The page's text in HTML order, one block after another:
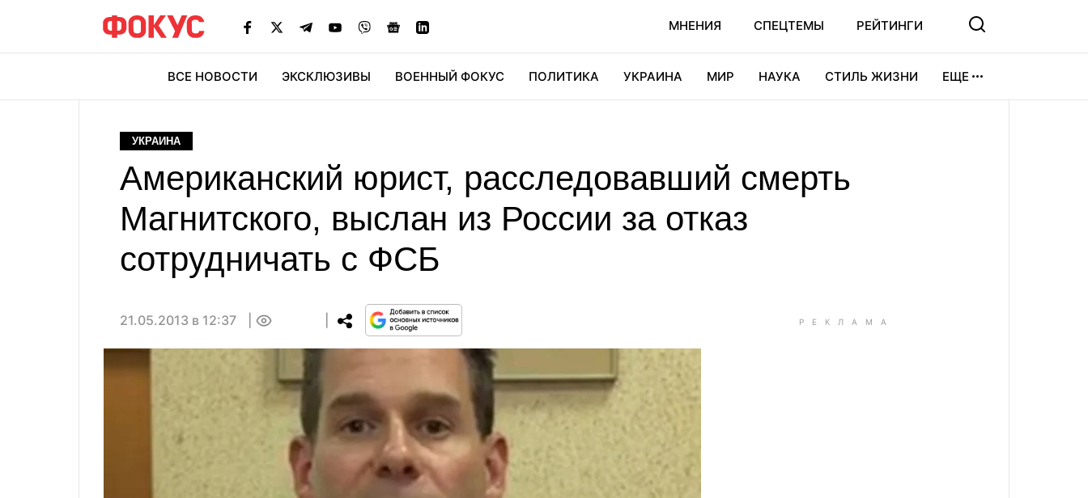
МНЕНИЯ СПЕЦТЕМЫ РЕЙТИНГИ
ВСЕ НОВОСТИ ЭКСКЛЮЗИВЫ ВОЕННЫЙ ФОКУС ПОЛИТИКА УКРАИНА МИР НАУКА СТИЛЬ ЖИЗНИ ЕЩЕ
УКРАИНА
Американский юрист, расследовавший смерть
Магнитского, выслан из России за отказ
сотрудничать с ФСБ
21.05.2013 в 12:37